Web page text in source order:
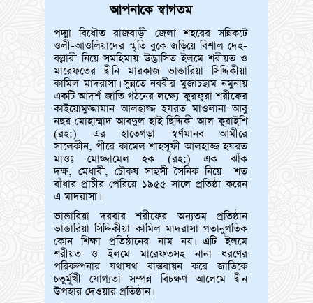
আপনাকে স্বাগতম
পদ্মা বিধৌত রাজবাড়ী জেলা শহরের সন্নিকটে
ওলী-আওলিয়াদের স্মৃতি বুকে জড়িয়ে বিশাল দেহ-
বল্লারী নিয়ে সমহিমায় উদ্ভাসিত ইলমে শরীয়ত ও
মারেফতের দ্বীনি মারকাজ ভান্ডারিয়া সিদ্দিকীয়া
কামিল মাদরাসা। সুন্নতে নববীর মুজাচছাম নমুনায়
একটি আদর্শ জাতি গঠনের লক্ষ্যে ফুরফুরা শরীফের
কাইয়োমুজ্জামান আলহাজ্জ হযরত মাওলানা আবু
নছর মোহাম্মাদ আবদুল হাই ছিদ্দিকী আল কুরাইশি
(রহ:) এর হাতেগড়া স্বর্ণমানব আমীরে
সালেকীন, পীরে কামেল শাহসূফী আলহাজ্জ হযরত
মাওঃ মোজ্জামেল হক (রহ:) এক ঝাঁক
দক্ষ, মেধাবী, চৌকষ সাহসী সৈনিক নিয়ে শত
বাঁধার প্রাচীর পেরিয়ে ১৯৫৫ সালে প্রতিষ্ঠা করেন
এ মাদরাসা।
ভান্ডারিয়া দরবার শরীফের অন্যতম প্রতিষ্ঠান
ভান্ডারিয়া সিদ্দিকীয়া কামিল মাদরাসা গতানুগতিক
কোন শিক্ষা প্রতিষ্ঠানের নাম নয়। এটি ইলমে
শরীয়ত ও ইলমে মারেফতসহ নানা ধরণের
পরিকল্পনার যথাযথ বাস্তবায়ন করে জাতিকে
চতুর্মূখী যোগ্যতা সম্পন্ন বিচক্ষণ আলেমে দ্বীন
উপহার দেওয়ার প্রতিষ্ঠান।